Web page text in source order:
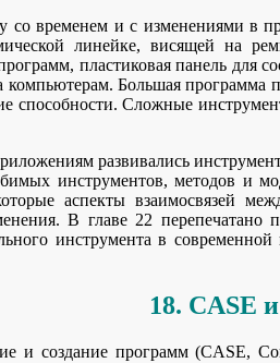
временем и с изменениями в
линейке, висящей на
пластиковая панель
компьютерам. Большая программа
способности. Сложные
развивались
инструментов, методов и
аспекты взаимосвязей
В главе 22 перепечатано
инструмента в
18. CASE
и создание программ (CASE,